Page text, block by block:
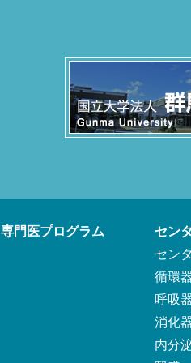
専門医プログラム
セン
セン
循環
呼吸
消化
内分